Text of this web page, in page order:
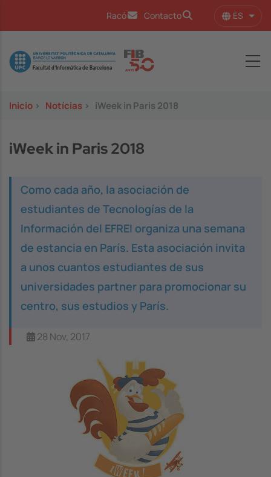
Racó Contacto ES
Image
Inicio > Notícias > iWeek in Paris 2018
iWeek in Paris 2018
Como cada año, la asociación de
estudiantes de Tecnologías de la
Información del EFREI organiza una semana
de estancia en París. Esta asociación invita
a unos cuantos estudiantes de sus
universidades partner para promocionar su
centro, sus estudios y París.
28 Nov, 2017